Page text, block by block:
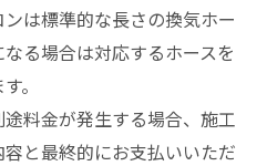
は標準的な長さの換気ホー
る場合は対応するホースを
。
料金が発生する場合、施工
と最終的にお支払いいただ